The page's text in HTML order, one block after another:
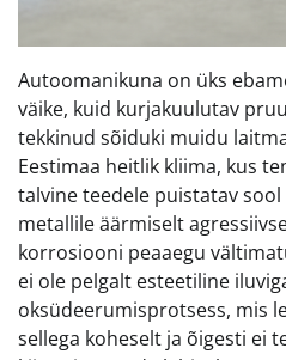
Autoomanikuna on üks
väike, kuid kurjakuulutav
tekkinud sõiduki muidu
Eestimaa heitlik kliima, kus
talvine teedele puistatav
metallile äärmiselt
korrosiooni peaaegu
ei ole pelgalt esteetiline
oksüdeerumisprotsess, mis
sellega koheselt ja õigesti ei